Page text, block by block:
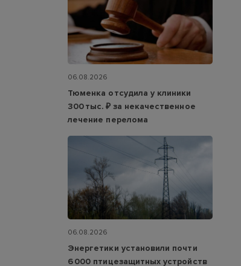
06.08.2026
Тюменка отсудила у клиники
300 тыс. ₽ за некачественное
лечение перелома
06.08.2026
Энергетики установили почти
6 000 птицезащитных устройств